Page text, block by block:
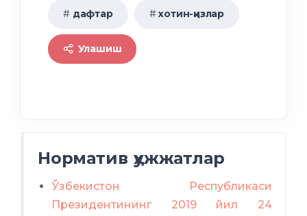
дафтар хотин-қизлар
Улашиш
Норматив ҳужжатлар
Ўзбекистон Республикаси
Президентининг 2019 йил 24